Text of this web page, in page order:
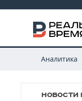
Аналитика
НОВОСТИ